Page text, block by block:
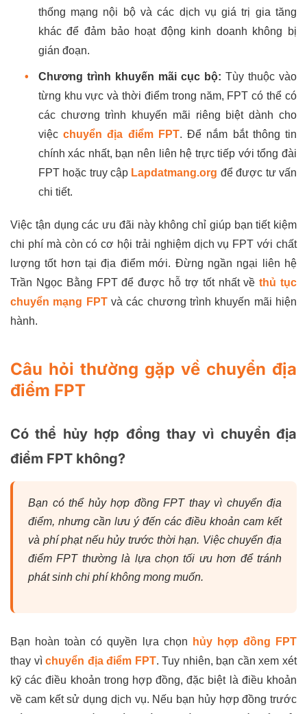
thống mạng nội bộ và các dịch vụ giá trị gia tăng
khác để đảm bảo hoạt động kinh doanh không bị
gián đoạn.
• Chương trình khuyến mãi cục bộ: Tùy thuộc vào
từng khu vực và thời điểm trong năm, FPT có thể có
các chương trình khuyến mãi riêng biệt dành cho
việcchuyển địa điểm FPT. Để nắm bắt thông tin
chính xác nhất, bạn nên liên hệ trực tiếp với tổng đài
FPT hoặc truy cập Lapdatmang.org để được tư vấn
chi tiết.
Việc tận dụng các ưu đãi này không chỉ giúp bạn tiết kiệm
chi phí mà còn có cơ hội trải nghiệm dịch vụ FPT với chất
lượng tốt hơn tại địa điểm mới. Đừng ngần ngại liên hệ
Trần Ngọc Bằng FPT để được hỗ trợ tốt nhất vềthủ tục
chuyển mạng FPTvà các chương trình khuyến mãi hiện
hành.
Câu hỏi thường gặp về chuyển địa
điểm FPT
Có thể hủy hợp đồng thay vì chuyển địa
điểm FPT không?
Bạn có thể hủy hợp đồng FPT thay vì chuyển địa
điểm, nhưng cần lưu ý đến các điều khoản cam kết
và phí phạt nếu hủy trước thời hạn. Việc chuyển địa
điểm FPT thường là lựa chọn tối ưu hơn để tránh
phát sinh chi phí không mong muốn.
Bạn hoàn toàn có quyền lựa chọn
hủy hợp đồng FPT
thay vìchuyển địa điểm FPT. Tuy nhiên, bạn cần xem xét
kỹ các điều khoản trong hợp đồng, đặc biệt là điều khoản
về cam kết sử dụng dịch vụ. Nếu bạn hủy hợp đồng trước